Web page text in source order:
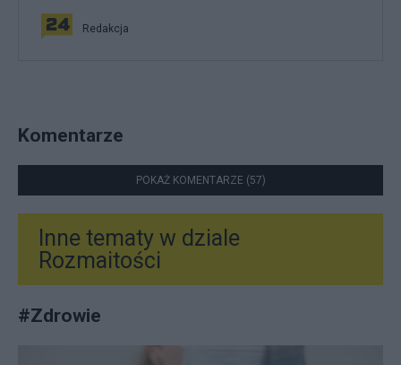
Redakcja
Komentarze
POKAŻ KOMENTARZE (57)
Inne tematy w dziale
Rozmaitości
#Zdrowie